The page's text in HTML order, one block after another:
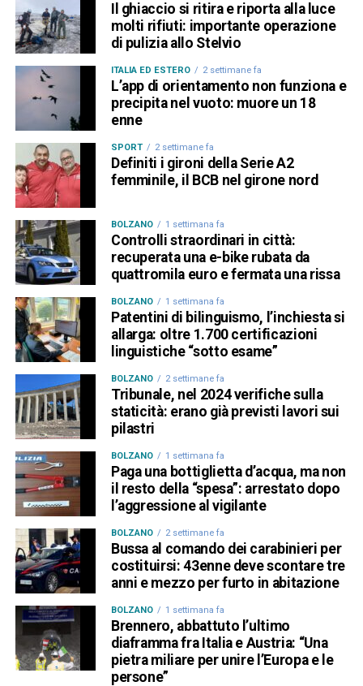
Il ghiaccio si ritira e riporta alla luce
molti rifiuti: importante operazione
di pulizia allo Stelvio
ITALIA ED ESTERO 2 settimane fa
L’app di orientamento non funziona e
precipita nel vuoto: muore un 18
enne
SPORT 2 settimane fa
Definiti i gironi della Serie A2
femminile, il BCB nel girone nord
BOLZANO 1 settimana fa
Controlli straordinari in città:
recuperata una e-bike rubata da
quattromila euro e fermata una rissa
BOLZANO 1 settimana fa
Patentini di bilinguismo, l’inchiesta si
allarga: oltre 1.700 certificazioni
linguistiche “sotto esame”
BOLZANO 2 settimane fa
Tribunale, nel 2024 verifiche sulla
staticità: erano già previsti lavori sui
pilastri
BOLZANO 1 settimana fa
Paga una bottiglietta d’acqua, ma non
il resto della “spesa”: arrestato dopo
l’aggressione al vigilante
BOLZANO 2 settimane fa
Bussa al comando dei carabinieri per
costituirsi: 43enne deve scontare tre
anni e mezzo per furto in abitazione
BOLZANO 1 settimana fa
Brennero, abbattuto l’ultimo
diaframma fra Italia e Austria: “Una
pietra miliare per unire l’Europa e le
persone”